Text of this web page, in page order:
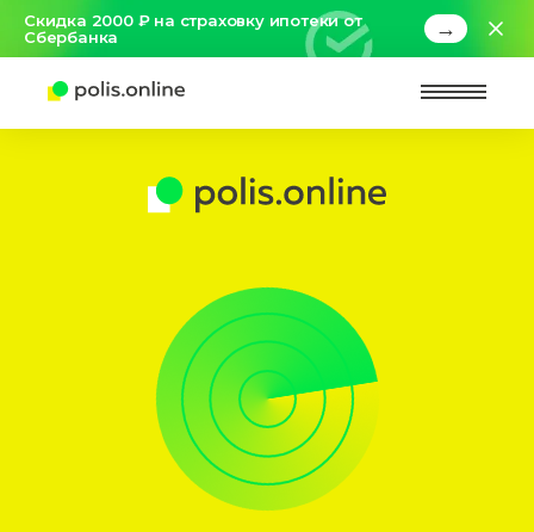
Скидка 2000 ₽ на страховку ипотеки от
Сбербанка
→